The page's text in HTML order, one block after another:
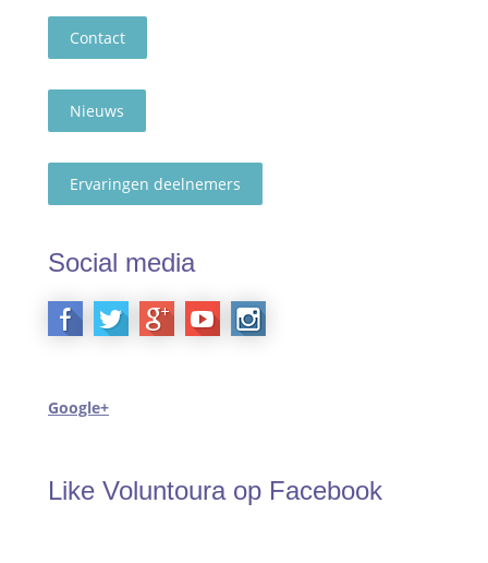
Contact
Nieuws
Ervaringen deelnemers
Social media
Google+
Like Voluntoura op Facebook